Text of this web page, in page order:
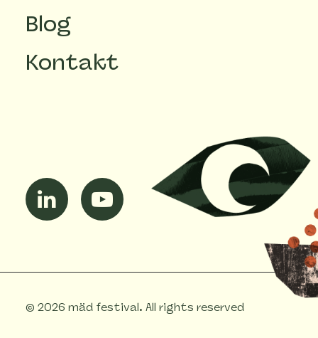
Blog
Kontakt
© 2026 mäd festival. All rights reserved